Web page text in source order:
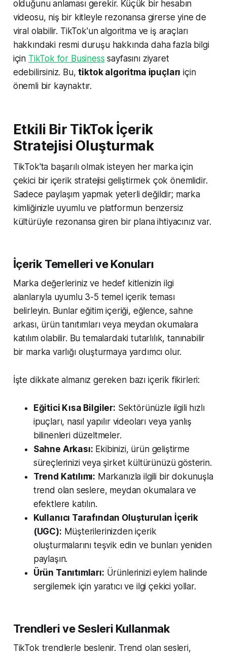
olduğunu anlaması gerekir. Küçük bir hesabın
videosu, niş bir kitleyle rezonansa girerse yine de
viral olabilir. TikTok'un algoritma ve iş araçları
hakkındaki resmi duruşu hakkında daha fazla bilgi
için TikTok for Business sayfasını ziyaret
edebilirsiniz. Bu,tiktok algoritma ipuçları için
önemli bir kaynaktır.
Etkili Bir TikTok İçerik
Stratejisi Oluşturmak
TikTok'ta başarılı olmak isteyen her marka için
çekici bir içerik stratejisi geliştirmek çok önemlidir.
Sadece paylaşım yapmak yeterli değildir; marka
kimliğinizle uyumlu ve platformun benzersiz
kültürüyle rezonansa giren bir plana ihtiyacınız var.
İçerik Temelleri ve Konuları
Marka değerleriniz ve hedef kitlenizin ilgi
alanlarıyla uyumlu 3-5 temel içerik teması
belirleyin. Bunlar eğitim içeriği, eğlence, sahne
arkası, ürün tanıtımları veya meydan okumalara
katılım olabilir. Bu temalardaki tutarlılık, tanınabilir
bir marka varlığı oluşturmaya yardımcı olur.
İşte dikkate almanız gereken bazı içerik fikirleri:
Eğitici Kısa Bilgiler: Sektörünüzle ilgili hızlı
ipuçları, nasıl yapılır videoları veya yanlış
bilinenleri düzeltmeler.
Sahne Arkası: Ekibinizi, ürün geliştirme
süreçlerinizi veya şirket kültürünüzü gösterin.
Trend Katılımı: Markanızla ilgili bir dokunuşla
trend olan seslere, meydan okumalara ve
efektlere katılın.
Kullanıcı Tarafından Oluşturulan İçerik
(UGC): Müşterilerinizden içerik
oluşturmalarını teşvik edin ve bunları yeniden
paylaşın.
Ürün Tanıtımları: Ürünlerinizi eylem halinde
sergilemek için yaratıcı ve ilgi çekici yollar.
Trendleri ve Sesleri Kullanmak
TikTok trendlerle beslenir. Trend olan sesleri,